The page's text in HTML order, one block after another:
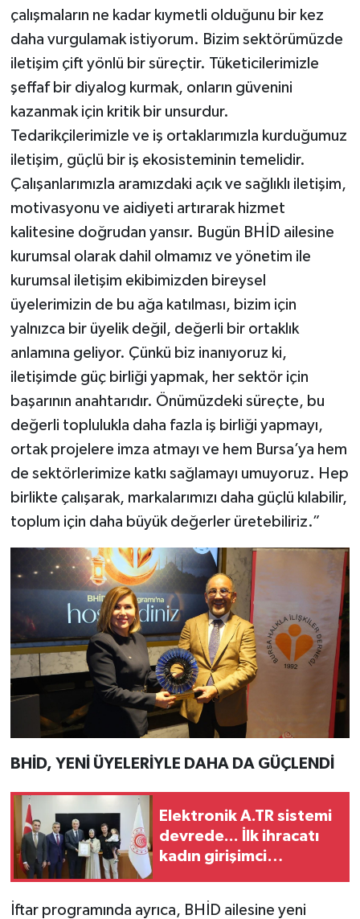
çalışmaların ne kadar kıymetli olduğunu bir kez
daha vurgulamak istiyorum. Bizim sektörümüzde
iletişim çift yönlü bir süreçtir. Tüketicilerimizle
şeffaf bir diyalog kurmak, onların güvenini
kazanmak için kritik bir unsurdur.
Tedarikçilerimizle ve iş ortaklarımızla kurduğumuz
iletişim, güçlü bir iş ekosisteminin temelidir.
Çalışanlarımızla aramızdaki açık ve sağlıklı iletişim,
motivasyonu ve aidiyeti artırarak hizmet
kalitesine doğrudan yansır. Bugün BHİD ailesine
kurumsal olarak dahil olmamız ve yönetim ile
kurumsal iletişim ekibimizden bireysel
üyelerimizin de bu ağa katılması, bizim için
yalnızca bir üyelik değil, değerli bir ortaklık
anlamına geliyor. Çünkü biz inanıyoruz ki,
iletişimde güç birliği yapmak, her sektör için
başarının anahtarıdır. Önümüzdeki süreçte, bu
değerli toplulukla daha fazla iş birliği yapmayı,
ortak projelere imza atmayı ve hem Bursa’ya hem
de sektörlerimize katkı sağlamayı umuyoruz. Hep
birlikte çalışarak, markalarımızı daha güçlü kılabilir,
toplum için daha büyük değerler üretebiliriz.”
BHİD, YENİ ÜYELERİYLE DAHA DA GÜÇLENDİ
Elektronik A.TR sistemi
devrede... İlk ihracatı
kadın girişimci
İftar programında ayrıca, BHİD ailesine yeni